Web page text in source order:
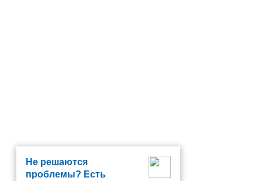
Не решаются
проблемы? Есть